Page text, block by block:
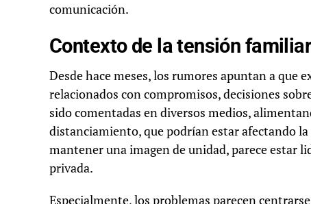
comunicación.
Contexto de la tensión
Desde hace meses, los rumores apuntan a que
relacionados con compromisos, decisiones
sido comentadas en diversos medios,
distanciamiento, que podrían estar afectando
mantener una imagen de unidad, parece estar
privada.
Especialmente, los problemas parecen